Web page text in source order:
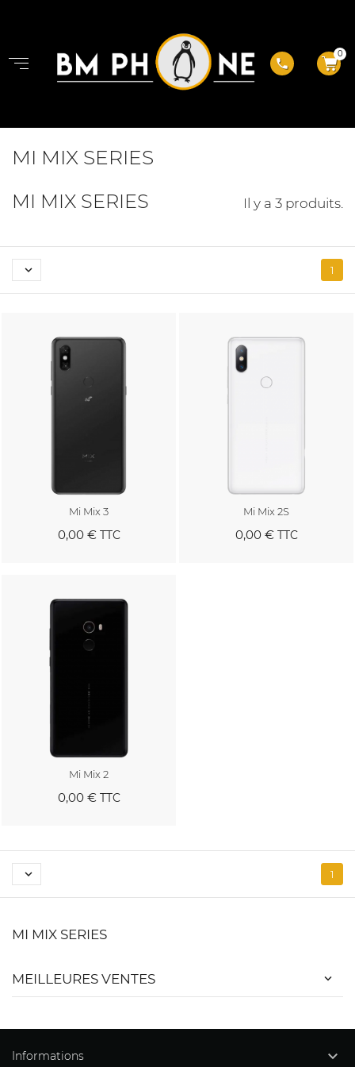
phone
0
MI MIX SERIES
MI MIX SERIES
MEILLEURES VENTES
MI MIX SERIES Il y a 3 produits.
 1
Mi Mix 3
0,00 €TTC
Mi Mix 2S
0,00 €TTC
Mi Mix 2
0,00 €TTC
 1
Informations 